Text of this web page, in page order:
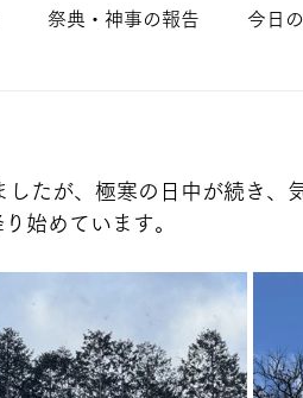
祭典・神事の報告 今日
たが、極寒の日中が続き、
始めています。